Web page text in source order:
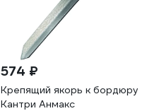
574 ₽
Крепящий якорь к бордюру
Кантри Анмакс